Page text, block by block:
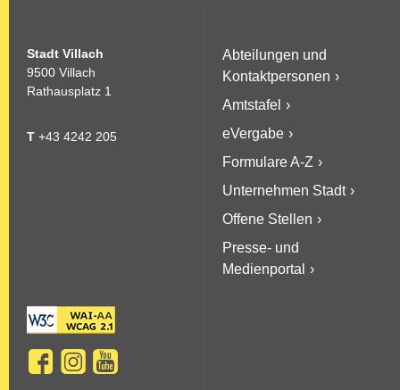
Stadt Villach
9500 Villach
Rathausplatz 1
T +43 4242 205
Abteilungen und
Kontaktpersonen
Amtstafel
eVergabe
Formulare A-Z
Unternehmen Stadt
Offene Stellen
Presse- und
Medienportal